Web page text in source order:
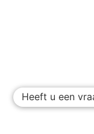
Heeft u een